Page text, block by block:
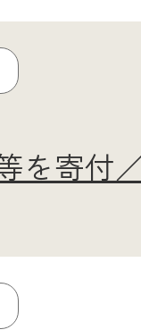
・ATM・
ルでのお
を寄付